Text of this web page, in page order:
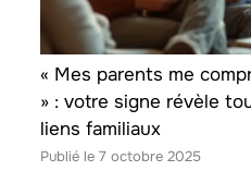
« Mes parents me
» : votre signe révèle
liens familiaux
7 octobre 2025